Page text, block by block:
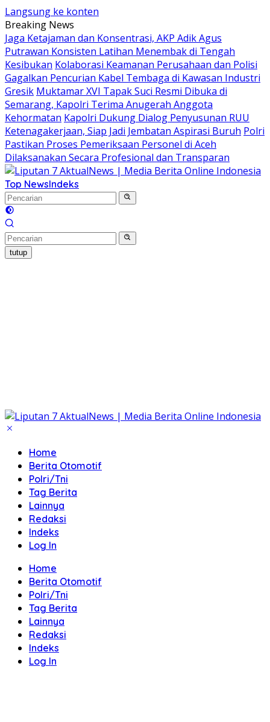
Langsung ke konten
Breaking News
Jaga Ketajaman dan Konsentrasi, AKP Adik Agus
Putrawan Konsisten Latihan Menembak di Tengah
Kesibukan Kolaborasi Keamanan Perusahaan dan Polisi
Gagalkan Pencurian Kabel Tembaga di Kawasan Industri
Gresik Muktamar XVI Tapak Suci Resmi Dibuka di
Semarang, Kapolri Terima Anugerah Anggota
Kehormatan Kapolri Dukung Dialog Penyusunan RUU
Ketenagakerjaan, Siap Jadi Jembatan Aspirasi Buruh Polri
Pastikan Proses Pemeriksaan Personel di Aceh
Dilaksanakan Secara Profesional dan Transparan
Top NewsIndeks
tutup
Home
Berita Otomotif
Polri/Tni
Tag Berita
Lainnya
Redaksi
Indeks
Log In
Home
Berita Otomotif
Polri/Tni
Tag Berita
Lainnya
Redaksi
Indeks
Log In